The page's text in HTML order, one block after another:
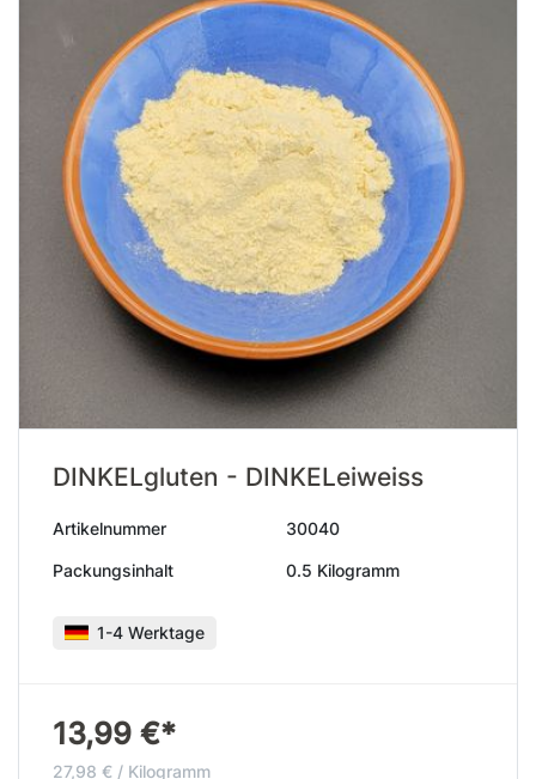
DINKELgluten - DINKELeiweiss
Artikelnummer 30040
Packungsinhalt 0.5 Kilogramm
1-4 Werktage
13,99 €*
27,98 € / Kilogramm